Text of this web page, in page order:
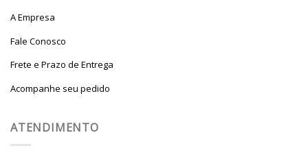
A Empresa
Fale Conosco
Frete e Prazo de Entrega
Acompanhe seu pedido
ATENDIMENTO